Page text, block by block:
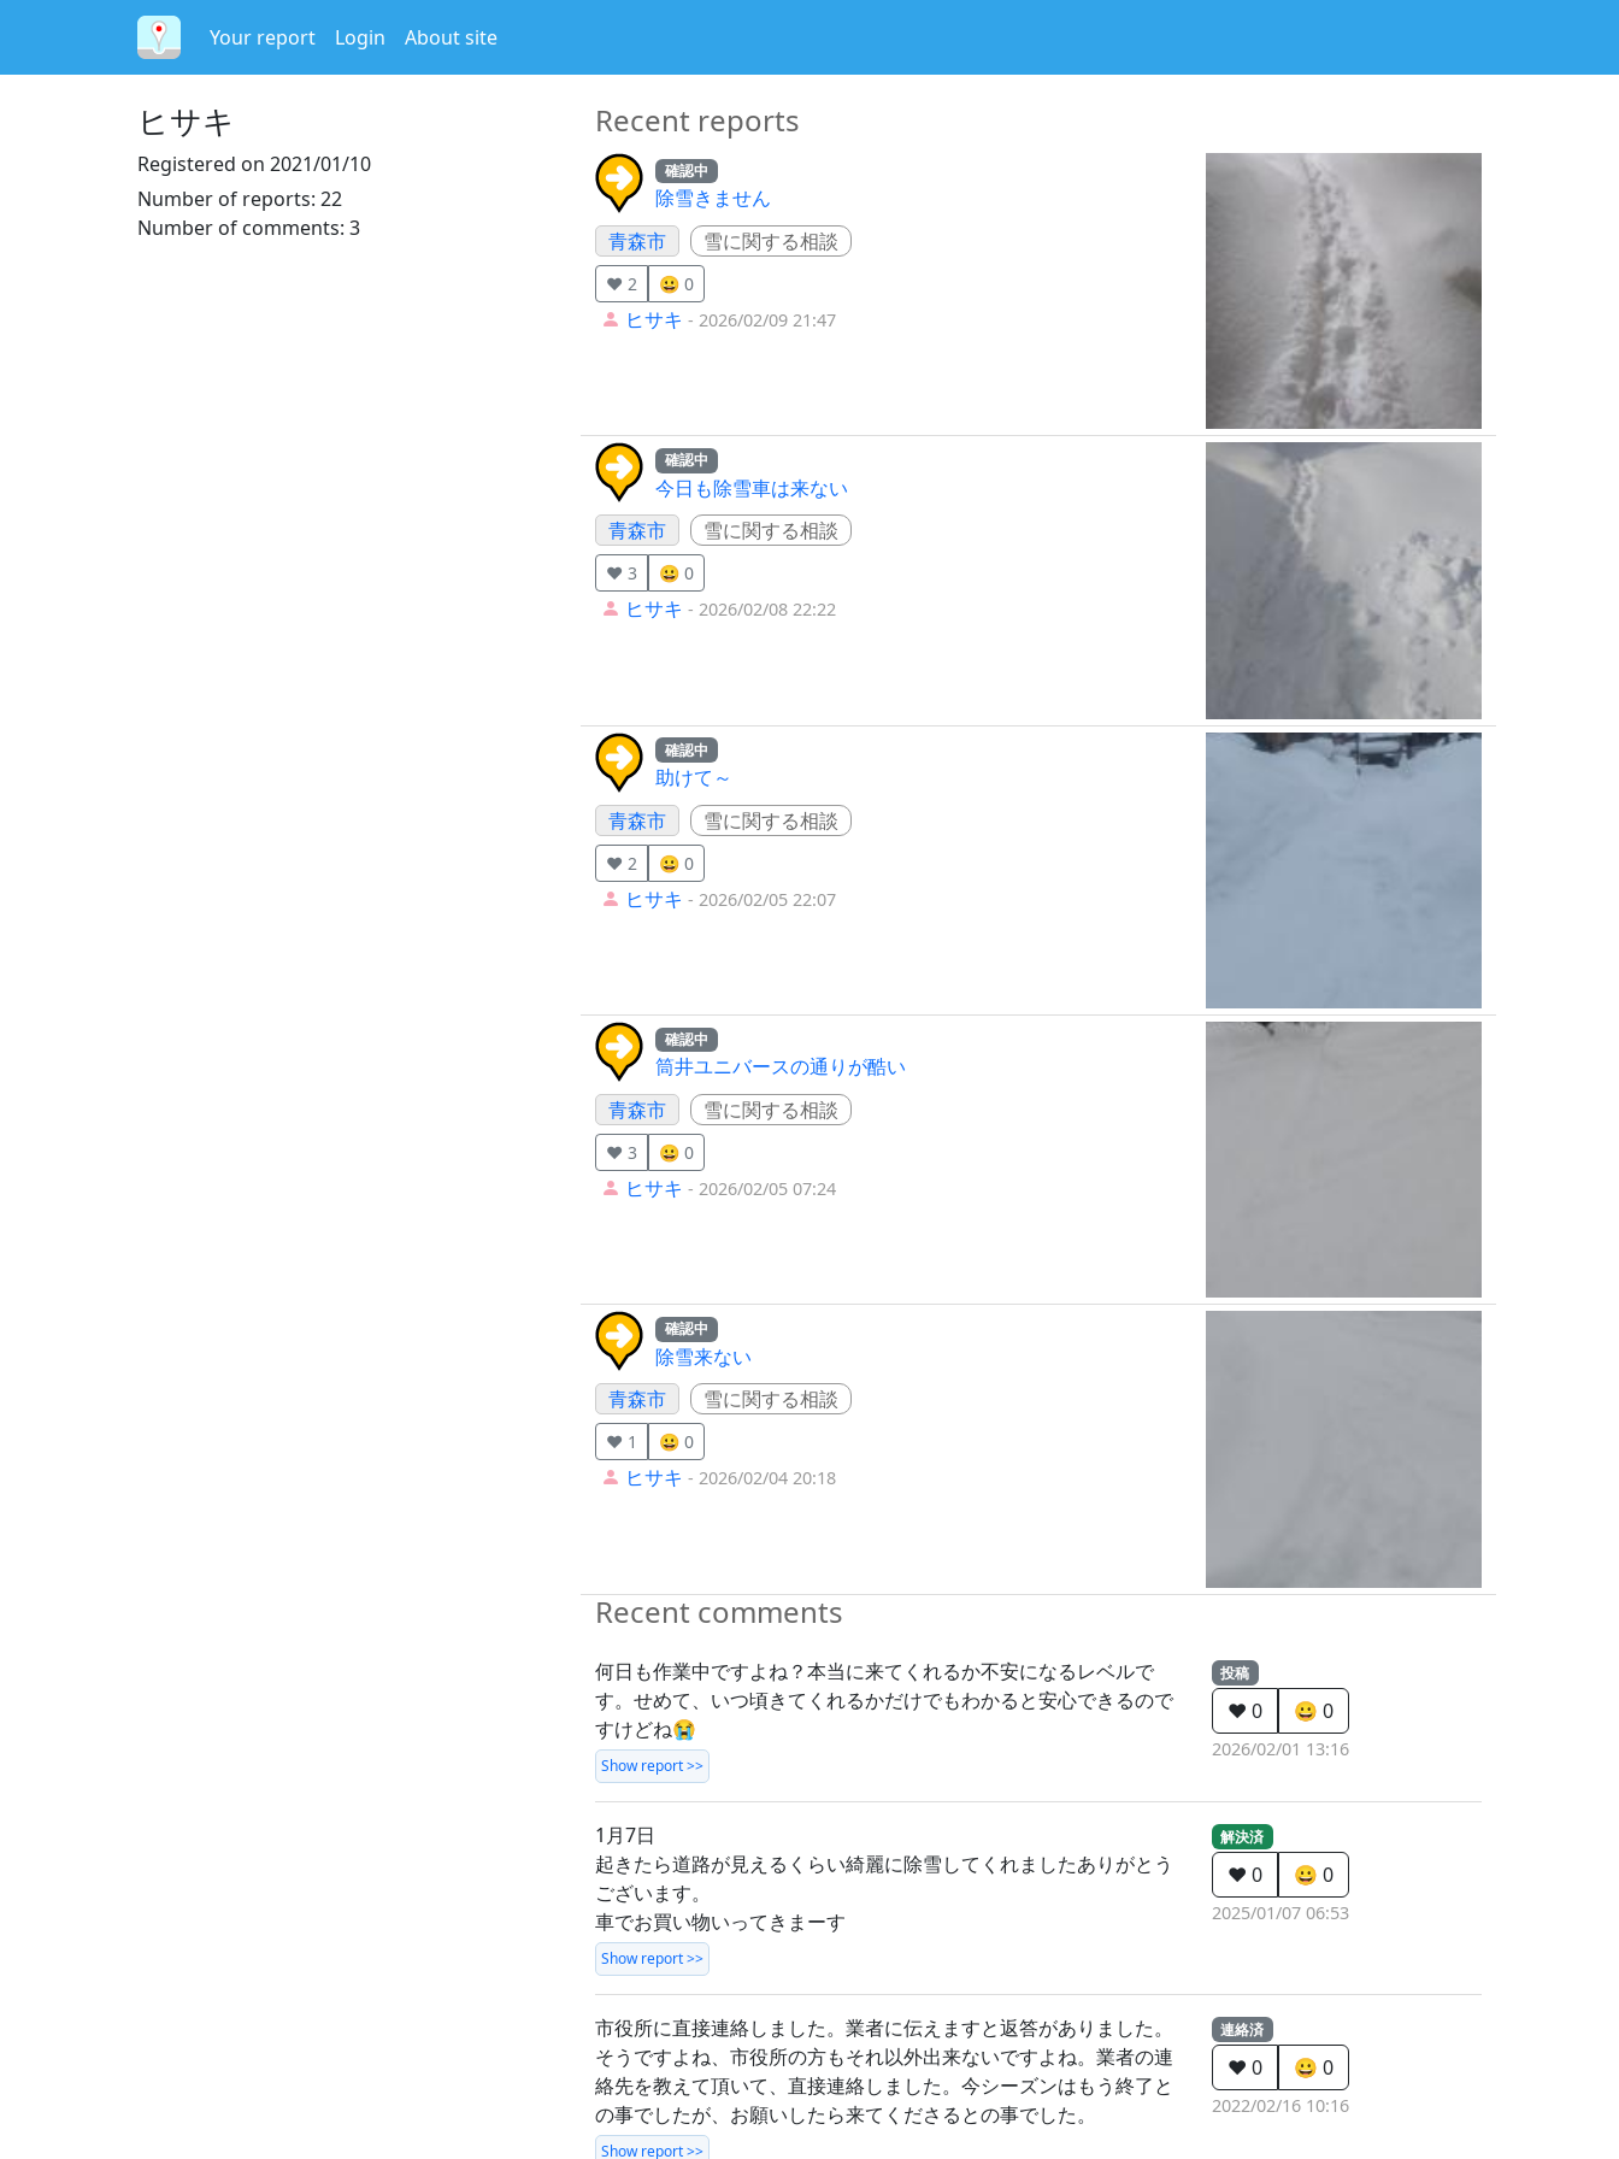
Your report Login About site
ヒサキ
Registered on 2021/01/10
Number of reports: 22
Number of comments: 3
Recent reports
確認中
除雪きません
青森市
雪に関する相談
❤️ 2 😀 0
ヒサキ - 2026/02/09 21:47
確認中
今日も除雪車は来ない
青森市
雪に関する相談
❤️ 3 😀 0
ヒサキ - 2026/02/08 22:22
確認中
助けて～
青森市
雪に関する相談
❤️ 2 😀 0
ヒサキ - 2026/02/05 22:07
確認中
筒井ユニバースの通りが酷い
青森市
雪に関する相談
❤️ 3 😀 0
ヒサキ - 2026/02/05 07:24
確認中
除雪来ない
青森市
雪に関する相談
❤️ 1 😀 0
ヒサキ - 2026/02/04 20:18
Recent comments
何日も作業中ですよね？本当に来てくれるか不安になるレベルで
す。せめて、いつ頃きてくれるかだけでもわかると安心できるので
すけどね😭
Show report >>
投稿
❤️ 0 😀 0
2026/02/01 13:16
1月7日
起きたら道路が見えるくらい綺麗に除雪してくれましたありがとう
ございます。
車でお買い物いってきまーす
Show report >>
解決済
❤️ 0 😀 0
2025/01/07 06:53
市役所に直接連絡しました。業者に伝えますと返答がありました。
そうですよね、市役所の方もそれ以外出来ないですよね。業者の連
絡先を教えて頂いて、直接連絡しました。今シーズンはもう終了と
の事でしたが、お願いしたら来てくださるとの事でした。
Show report >>
連絡済
❤️ 0 😀 0
2022/02/16 10:16